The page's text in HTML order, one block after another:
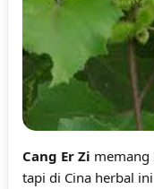
Cang Er Zi memang
tapi di Cina herbal